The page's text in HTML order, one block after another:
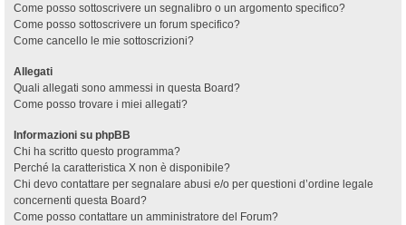
Come posso sottoscrivere un segnalibro o un argomento specifico?
Come posso sottoscrivere un forum specifico?
Come cancello le mie sottoscrizioni?
Allegati
Quali allegati sono ammessi in questa Board?
Come posso trovare i miei allegati?
Informazioni su phpBB
Chi ha scritto questo programma?
Perché la caratteristica X non è disponibile?
Chi devo contattare per segnalare abusi e/o per questioni d’ordine legale
concernenti questa Board?
Come posso contattare un amministratore del Forum?